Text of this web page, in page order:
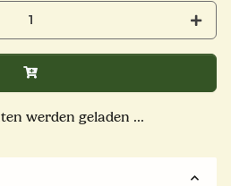
werden geladen ...